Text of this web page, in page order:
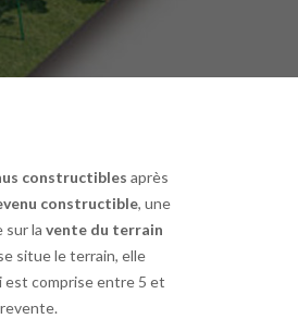
constructibles après
constructible, une
sur la vente du terrain
situe le terrain, elle
est comprise entre 5 et